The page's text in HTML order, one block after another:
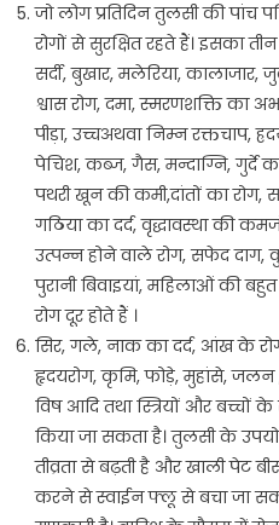
जो लोग प्रतिदिन तुलसी की पांच
रोगों से सुरक्षित रहते हैं। इसका
सर्दी, बुखार, मलेरिया,
श्वास रोग, दमा, स्मरणशक्ति का
पीड़ा, उच्चअथवा निम्न रक्तचाप,
पेचिश, कब्ज, गैस, मन्दाग्नि, गुर्दे
पथरी खून की कमी,दांतों का रोग,
गठिया का दर्द, वृद्धावस्था की
उत्पन्न होने वाले रोग, सफेद दाग,
पुरानी बिवाइयां, महिलाओं की
रोग दूर होते हैं ।
सिर, गले, नाक का दर्द, आंख के
हृदयरोग, कृमि, फोड़े, मुहांसे, जलन
विष आदि तथा स्त्रियों और बच्चों
किया जा सकता है। तुलसी के
तीव्रता से बढ़ती है और खाली पेट
करने से स्वाईन फ्लू से बचा जा